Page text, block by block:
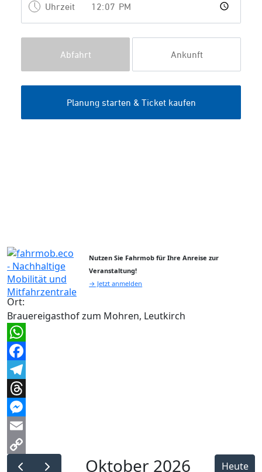
Nutzen Sie Fahrmob für Ihre Anreise zur
Veranstaltung!
→ Jetzt anmelden
Ort:
Brauereigasthof zum Mohren, Leutkirch
WhatsApp
Facebook
Telegram
Threads
Messenger
Email
Copy
Oktober 2026 Heute